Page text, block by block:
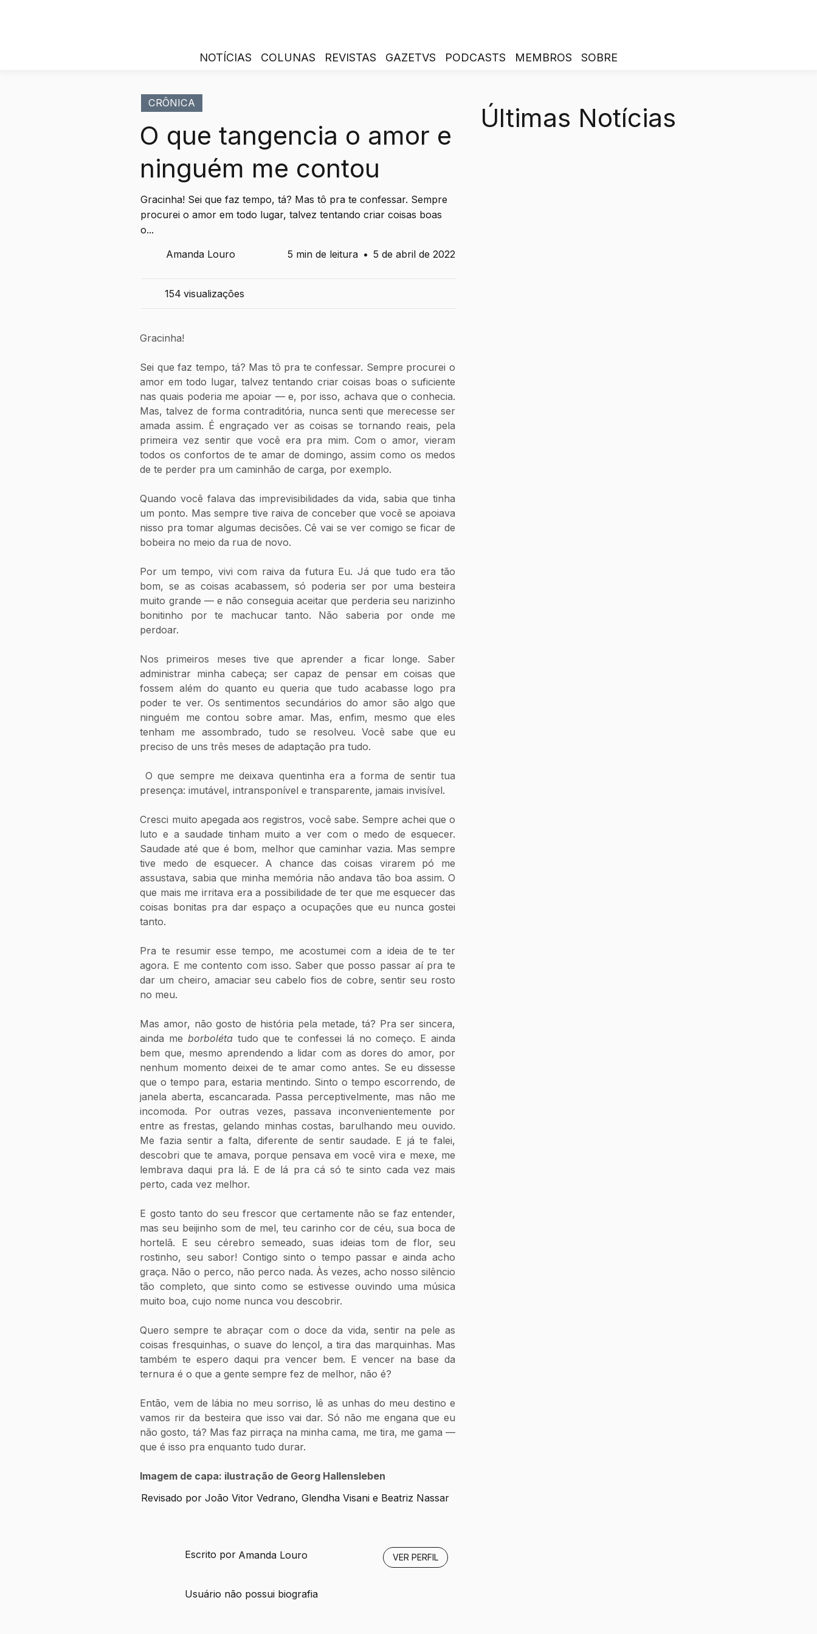
NOTÍCIAS COLUNAS REVISTAS GAZETVS PODCASTS MEMBROS SOBRE
CRÔNICA
O que tangencia o amor e
ninguém me contou
Gracinha! Sei que faz tempo, tá? Mas tô pra te confessar. Sempre
procurei o amor em todo lugar, talvez tentando criar coisas boas
o...
Amanda Louro
5 min de leitura • 5 de abril de 2022
154 visualizações
Gracinha!
Sei que faz tempo, tá? Mas tô pra te confessar. Sempre procurei o
amor em todo lugar, talvez tentando criar coisas boas o suficiente
nas quais poderia me apoiar — e, por isso, achava que o conhecia.
Mas, talvez de forma contraditória, nunca senti que merecesse ser
amada assim. É engraçado ver as coisas se tornando reais, pela
primeira vez sentir que você era pra mim. Com o amor, vieram
todos os confortos de te amar de domingo, assim como os medos
de te perder pra um caminhão de carga, por exemplo.
Quando você falava das imprevisibilidades da vida, sabia que tinha
um ponto. Mas sempre tive raiva de conceber que você se apoiava
nisso pra tomar algumas decisões. Cê vai se ver comigo se ficar de
bobeira no meio da rua de novo.
Por um tempo, vivi com raiva da futura Eu. Já que tudo era tão
bom, se as coisas acabassem, só poderia ser por uma besteira
muito grande — e não conseguia aceitar que perderia seu narizinho
bonitinho por te machucar tanto. Não saberia por onde me
perdoar.
Nos primeiros meses tive que aprender a ficar longe. Saber
administrar minha cabeça; ser capaz de pensar em coisas que
fossem além do quanto eu queria que tudo acabasse logo pra
poder te ver. Os sentimentos secundários do amor são algo que
ninguém me contou sobre amar. Mas, enfim, mesmo que eles
tenham me assombrado, tudo se resolveu. Você sabe que eu
preciso de uns três meses de adaptação pra tudo.
presença: imutável, intransponível e transparente, jamais invisível.
Cresci muito apegada aos registros, você sabe. Sempre achei que o
luto e a saudade tinham muito a ver com o medo de esquecer.
Saudade até que é bom, melhor que caminhar vazia. Mas sempre
tive medo de esquecer. A chance das coisas virarem pó me
assustava, sabia que minha memória não andava tão boa assim. O
que mais me irritava era a possibilidade de ter que me esquecer das
coisas bonitas pra dar espaço a ocupações que eu nunca gostei
tanto.
Pra te resumir esse tempo, me acostumei com a ideia de te ter
agora. E me contento com isso. Saber que posso passar aí pra te
dar um cheiro, amaciar seu cabelo fios de cobre, sentir seu rosto
no meu.
Mas amor, não gosto de história pela metade, tá? Pra ser sincera,
ainda me borboléta tudo que te confessei lá no começo. E ainda
bem que, mesmo aprendendo a lidar com as dores do amor, por
nenhum momento deixei de te amar como antes. Se eu dissesse
que o tempo para, estaria mentindo. Sinto o tempo escorrendo, de
janela aberta, escancarada. Passa perceptivelmente, mas não me
incomoda. Por outras vezes, passava inconvenientemente por
entre as frestas, gelando minhas costas, barulhando meu ouvido.
Me fazia sentir a falta, diferente de sentir saudade. E já te falei,
descobri que te amava, porque pensava em você vira e mexe, me
lembrava daqui pra lá. E de lá pra cá só te sinto cada vez mais
perto, cada vez melhor.
E gosto tanto do seu frescor que certamente não se faz entender,
mas seu beijinho som de mel, teu carinho cor de céu, sua boca de
hortelã. E seu cérebro semeado, suas ideias tom de flor, seu
rostinho, seu sabor! Contigo sinto o tempo passar e ainda acho
graça. Não o perco, não perco nada. Às vezes, acho nosso silêncio
tão completo, que sinto como se estivesse ouvindo uma música
muito boa, cujo nome nunca vou descobrir.
Quero sempre te abraçar com o doce da vida, sentir na pele as
coisas fresquinhas, o suave do lençol, a tira das marquinhas. Mas
também te espero daqui pra vencer bem. E vencer na base da
ternura é o que a gente sempre fez de melhor, não é?
Então, vem de lábia no meu sorriso, lê as unhas do meu destino e
vamos rir da besteira que isso vai dar. Só não me engana que eu
não gosto, tá? Mas faz pirraça na minha cama, me tira, me gama —
que é isso pra enquanto tudo durar.
Imagem de capa: ilustração de Georg Hallensleben
Revisado por João Vitor Vedrano, Glendha Visani e Beatriz Nassar
Escrito por Amanda Louro
Usuário não possui biografia
VER PERFIL
Últimas Notícias